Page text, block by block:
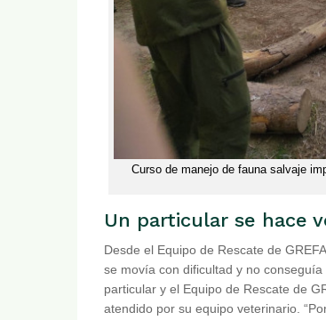
Curso de manejo de fauna salvaje
Un particular se hace
Desde el Equipo de Rescate de
se movía con dificultad y no
particular y el Equipo de Rescate de
atendido por su equipo veterinario.